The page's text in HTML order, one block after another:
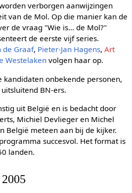
verborgen aanwijzingen
van de Mol. Op die manier kan de
de vraag "Wie is... de Mol?"
de eerste vijf series.
de Graaf, Pieter-Jan Hagens, Art
Westelakenvolgen haar op.
kandidaten onbekende personen,
BN-ers.
uit België en is bedacht door
Michiel Devlieger en Michel
België meteen aan bij de kijker.
succesvol. Het format is
landen.